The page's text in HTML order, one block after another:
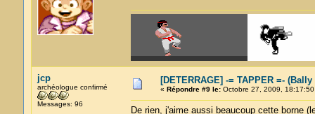
jcp
archéologue confirmé
Messages: 96
[DETERRAGE] -= TAPPER =-
« Répondre #9 le:Octobre 27, 2009, 18:17:50
De rien, j'aime aussi beaucoup cette borne